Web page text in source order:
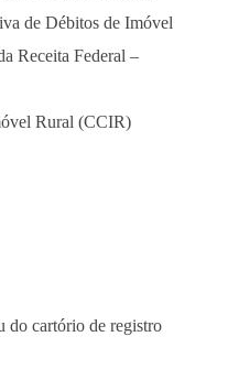
de Débitos de Imóvel
Receita Federal –
Rural (CCIR)
do cartório de registro